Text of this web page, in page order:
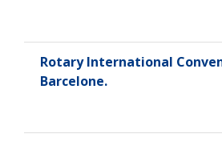
Rotary International
Barcelone.